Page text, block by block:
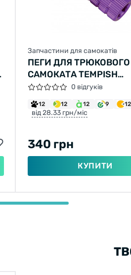
Запчастини для самокатів
ПЕГИ ДЛЯ ТРЮКОВОГО
САМОКАТА TEMPISH
ФІОЛЕТОВИЙ0 відгуків
12 12 12 9 12
від 28.33 грн/міс
340 грн
КУПИТИ